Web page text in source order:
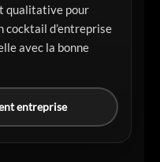
qualitative pour
cocktail d’entreprise
avec la bonne
entreprise